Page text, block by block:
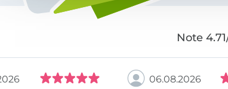
Note
06.08.2026